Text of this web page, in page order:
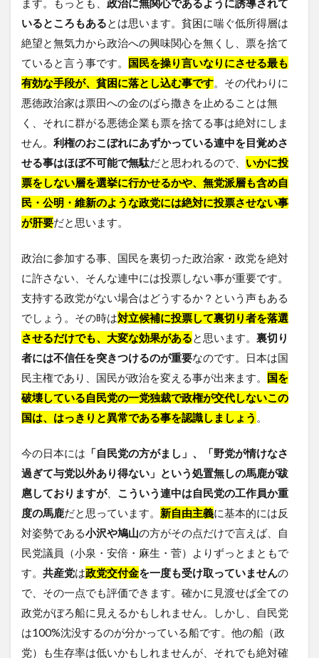
ます。もっとも、 政治に無関心であるように誘導されて
いるところもあるとは思います。貧困に喘ぐ低所得層は
絶望と無気力から政治への興味関心を無くし、票を捨て
ていると言う事です。 国民を操り言いなりにさせる最も
有効な手段が、貧困に落とし込む事です。その代わりに
悪徳政治家は票田への金のばら撒きを止めることは無
く、それに群がる悪徳企業も票を捨てる事は絶対にしま
せん。 利権のおこぼれにあずかっている連中を目覚めさ
せる事はほぼ不可能で無駄だと思われるので、 いかに投
票をしない層を選挙に行かせるかや、無党派層も含め自
民・公明・維新のような政党には絶対に投票させない事
が肝要だと思います。
政治に参加する事、国民を裏切った政治家・政党を絶対
に許さない、そんな連中には投票しない事が重要です。
支持する政党がない場合はどうするか？という声もある
でしょう。その時は対立候補に投票して裏切り者を落選
させるだけでも、大変な効果があると思います。 裏切り
者には不信任を突きつけるのが重要なのです。日本は国
民主権であり、国民が政治を変える事が出来ます。 国を
破壊している自民党の一党独裁で政権が交代しないこの
国は、はっきりと異常である事を認識しましょう 。
今の日本には 「自民党の方がまし」、「野党が情けなさ
過ぎて与党以外あり得ない」という処置無しの馬鹿が跋
扈しておりますが、 こういう連中は自民党の工作員か重
度の馬鹿だと思っています。 新自由主義に基本的には反
対姿勢である小沢や鳩山の方がその点だけで言えば、自
民党議員（小泉・安倍・麻生・菅）よりずっとまともで
す。 共産党は政党交付金を一度も受け取っていませんの
で、その一点でも評価できます。確かに見渡せば全ての
政党がぼろ船に見えるかもしれません。しかし、自民党
は100%沈没するのが分かっている船です。他の船（政
党）も生存率は低いかもしれませんが、それでも絶対確